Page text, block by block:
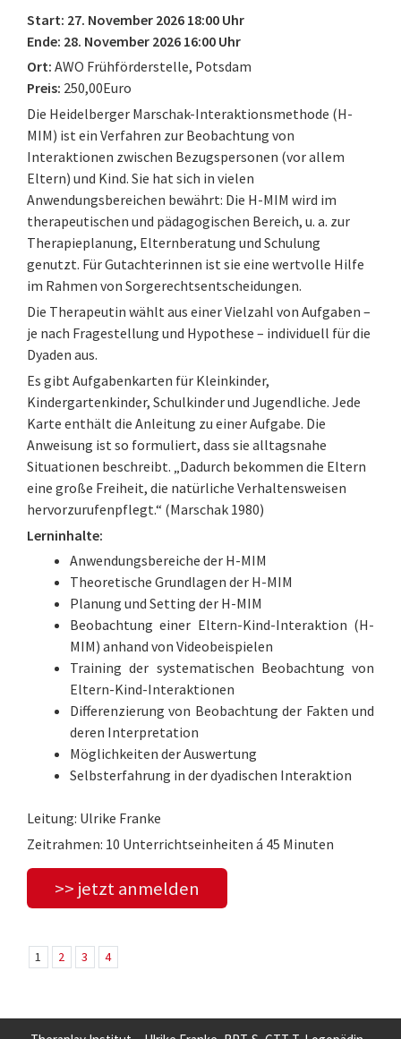
Start: 27. November 2026 18:00 Uhr
Ende: 28. November 2026 16:00 Uhr
Ort: AWO Frühförderstelle, Potsdam
Preis: 250,00Euro
Die Heidelberger Marschak-Interaktionsmethode (H-
MIM) ist ein Verfahren zur Beobachtung von
Interaktionen zwischen Bezugspersonen (vor allem
Eltern) und Kind. Sie hat sich in vielen
Anwendungsbereichen bewährt: Die H-MIM wird im
therapeutischen und pädagogischen Bereich, u. a. zur
Therapieplanung, Elternberatung und Schulung
genutzt. Für Gutachterinnen ist sie eine wertvolle Hilfe
im Rahmen von Sorgerechtsentscheidungen.
Die Therapeutin wählt aus einer Vielzahl von Aufgaben –
je nach Fragestellung und Hypothese – individuell für die
Dyaden aus.
Es gibt Aufgabenkarten für Kleinkinder,
Kindergartenkinder, Schulkinder und Jugendliche. Jede
Karte enthält die Anleitung zu einer Aufgabe. Die
Anweisung ist so formuliert, dass sie alltagsnahe
Situationen beschreibt. „Dadurch bekommen die Eltern
eine große Freiheit, die natürliche Verhaltensweisen
hervorzurufenpflegt.“ (Marschak 1980)
Lerninhalte:
Anwendungsbereiche der H-MIM
Theoretische Grundlagen der H-MIM
Planung und Setting der H-MIM
Beobachtung einer Eltern-Kind-Interaktion (H-
MIM) anhand von Videobeispielen
Training der systematischen Beobachtung von
Eltern-Kind-Interaktionen
Differenzierung von Beobachtung der Fakten und
deren Interpretation
Möglichkeiten der Auswertung
Selbsterfahrung in der dyadischen Interaktion
Leitung: Ulrike Franke
Zeitrahmen: 10 Unterrichtseinheiten á 45 Minuten
>> jetzt anmelden
1 2 3 4